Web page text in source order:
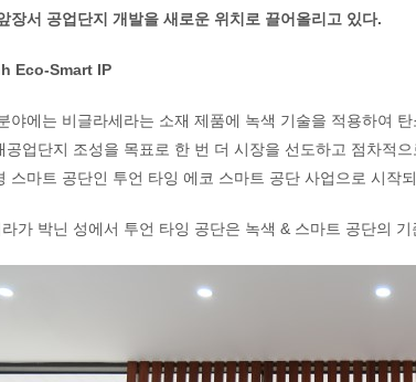
장서 공업단지 개발을 새로운 위치로 끌어올리고 있다.
Eco-Smart IP
야에는 비글라세라는 소재 제품에 녹색 기술을 적용하여
공업단지 조성을 목표로 한 번 더 시장을 선도하고 점차적
스마트 공단인 투언 타잉 에코 스마트 공단 사업으로 시작
가 박닌 성에서 투언 타잉 공단은 녹색 & 스마트 공단의 기